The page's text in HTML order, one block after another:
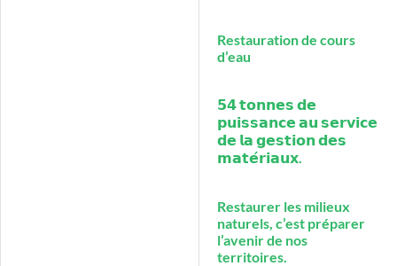
Restauration de cours
d’eau
𝟱𝟰 𝘁𝗼𝗻𝗻𝗲𝘀 𝗱𝗲
𝗽𝘂𝗶𝘀𝘀𝗮𝗻𝗰𝗲 𝗮𝘂 𝘀𝗲𝗿𝘃𝗶𝗰𝗲
𝗱𝗲 𝗹𝗮 𝗴𝗲𝘀𝘁𝗶𝗼𝗻 𝗱𝗲𝘀
𝗺𝗮𝘁𝗲́𝗿𝗶𝗮𝘂𝘅.
Restaurer les milieux
naturels, c’est préparer
l’avenir de nos
territoires.